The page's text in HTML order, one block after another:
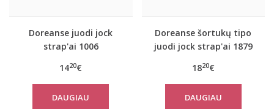
Doreanse juodi jock
strap'ai 1006
1420€
DAUGIAU
Doreanse šortukų tipo
juodi jock strap'ai 1879
1820€
DAUGIAU